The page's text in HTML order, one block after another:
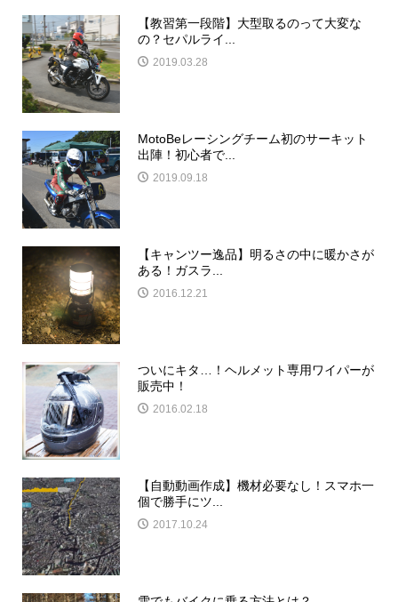
【教習第一段階】大型取るのって大変な
の？セパルライ...
2019.03.28
MotoBeレーシングチーム初のサーキット
出陣！初心者で...
2019.09.18
【キャンツー逸品】明るさの中に暖かさが
ある！ガスラ...
2016.12.21
ついにキタ…！ヘルメット専用ワイパーが
販売中！
2016.02.18
【自動動画作成】機材必要なし！スマホ一
個で勝手にツ...
2017.10.24